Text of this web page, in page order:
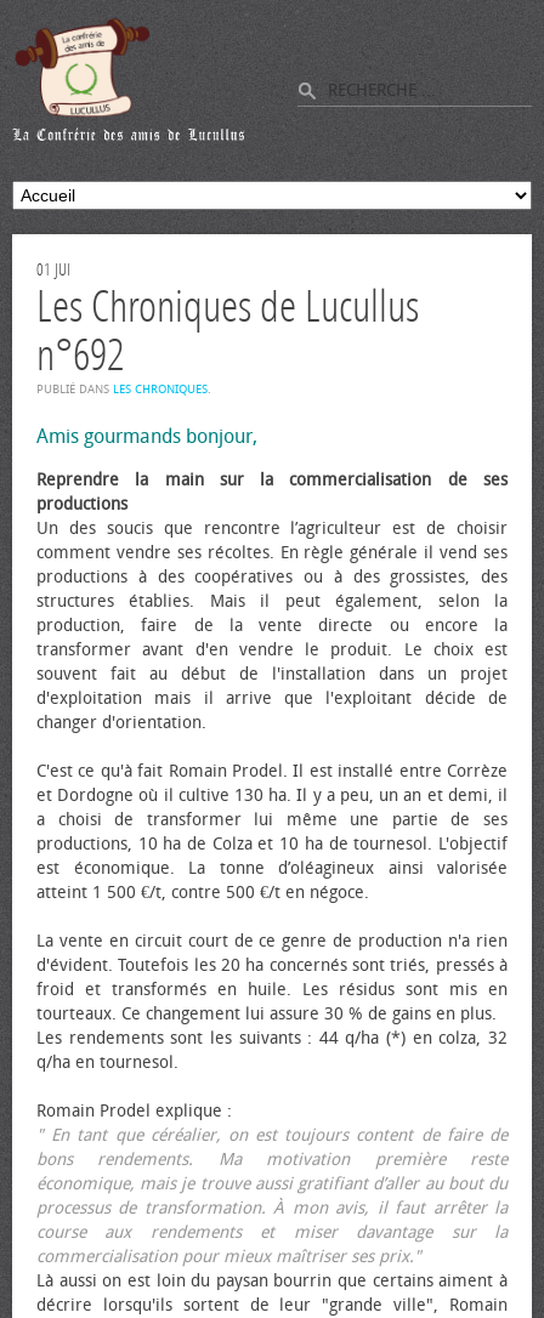
01 JUI
Les Chroniques de Lucullus
n°692
PUBLIÉ DANS LES CHRONIQUES.
Amis gourmands bonjour,
Reprendre la main sur la commercialisation de ses
productions
Un des soucis que rencontre l’agriculteur est de choisir
comment vendre ses récoltes. En règle générale il vend ses
productions à des coopératives ou à des grossistes, des
structures établies. Mais il peut également, selon la
production, faire de la vente directe ou encore la
transformer avant d'en vendre le produit. Le choix est
souvent fait au début de l'installation dans un projet
d'exploitation mais il arrive que l'exploitant décide de
changer d'orientation.
C'est ce qu'à fait Romain Prodel. Il est installé entre Corrèze
et Dordogne où il cultive 130 ha. Il y a peu, un an et demi, il
a choisi de transformer lui même une partie de ses
productions, 10 ha de Colza et 10 ha de tournesol. L'objectif
est économique. La tonne d’oléagineux ainsi valorisée
atteint 1 500 €/t, contre 500 €/t en négoce.
La vente en circuit court de ce genre de production n'a rien
d'évident. Toutefois les 20 ha concernés sont triés, pressés à
froid et transformés en huile. Les résidus sont mis en
tourteaux. Ce changement lui assure 30 % de gains en plus.
Les rendements sont les suivants : 44 q/ha (*) en colza, 32
q/ha en tournesol.
Romain Prodel explique :
" En tant que céréalier, on est toujours content de faire de
bons rendements. Ma motivation première reste
économique, mais je trouve aussi gratifiant d’aller au bout du
processus de transformation. À mon avis, il faut arrêter la
course aux rendements et miser davantage sur la
commercialisation pour mieux maîtriser ses prix."
Là aussi on est loin du paysan bourrin que certains aiment à
décrire lorsqu'ils sortent de leur "grande ville", Romain